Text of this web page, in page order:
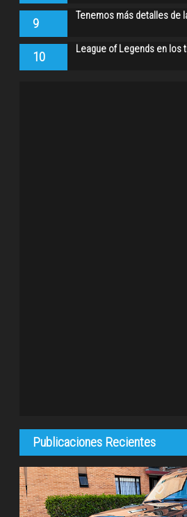
9 Tenemos más detalles de
10 League of Legends en los
Publicaciones Recientes